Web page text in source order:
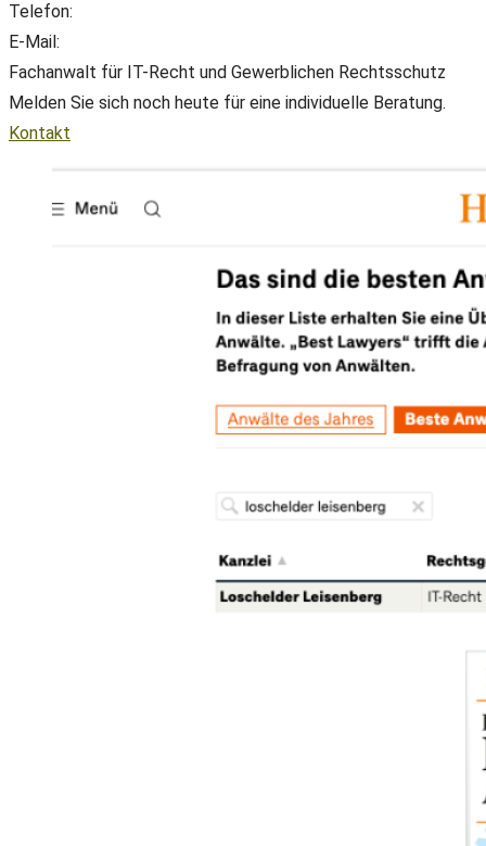
Telefon:
E-Mail:
Fachanwalt für IT-Recht und Gewerblichen Rechtsschutz
Melden Sie sich noch heute für eine individuelle Beratung.
Kontakt